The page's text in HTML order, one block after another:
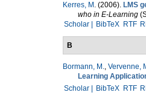
Kerres, M . (2006). LMS
who in E-Learning
Scholar |
BibTeX RTF
B
Bormann, M., Vervenne,
Learning
Scholar |
BibTeX RTF